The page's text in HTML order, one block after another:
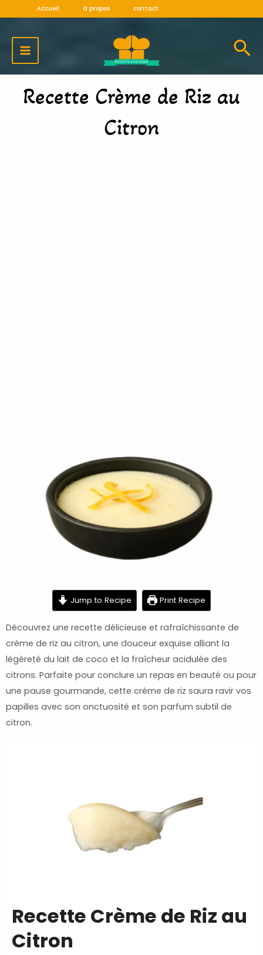
contenu
Accueil à propos contact
MENU
Recette Crème de Riz au
Citron
Jump to Recipe Print Recipe
Découvrez une recette délicieuse et rafraîchissante de
crème de riz au citron, une douceur exquise alliant la
légèreté du lait de coco et la fraîcheur acidulée des
citrons. Parfaite pour conclure un repas en beauté ou pour
une pause gourmande, cette crème de riz saura ravir vos
papilles avec son onctuosité et son parfum subtil de
citron.
Recette Crème de Riz au
Citron
minutes minutes minutes